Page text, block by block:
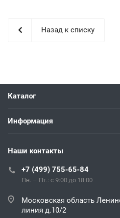
Назад к списку
Каталог
Информация
Наши контакты
+7 (499) 755-65-84
Пн. – Пт.: с 9:00 до 18:00
Московская область
линия д.10/2